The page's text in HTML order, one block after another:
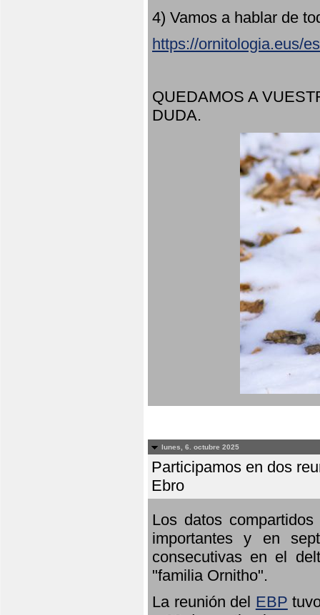
4) Vamos a hablar de
https://ornitologia.eus/
QUEDAMOS A
DUDA.
lunes, 6. octubre 2025
Participamos en dos
Ebro
Los datos
importantes y en
consecutivas en el
"familia Ornitho".
La reunión del EBP